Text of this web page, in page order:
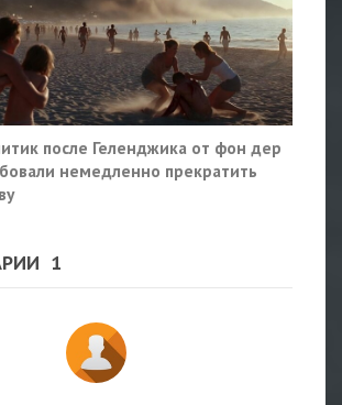
после Геленджика от фон дер
немедленно прекратить
1